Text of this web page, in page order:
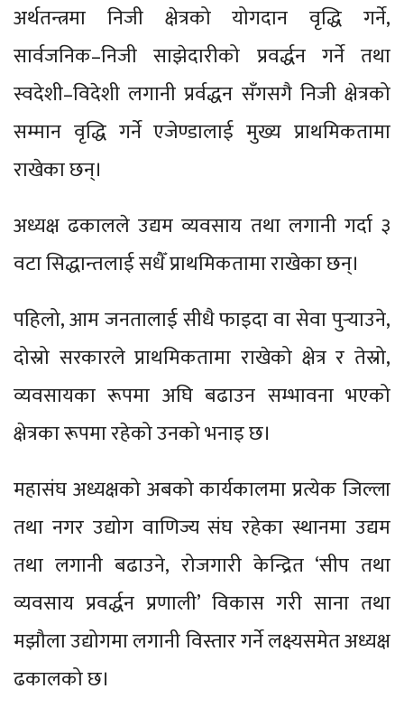
अर्थतन्त्रमा निजी क्षेत्रको योगदान वृद्धि गर्ने,
सार्वजनिक–निजी साझेदारीको प्रवर्द्धन गर्ने तथा
स्वदेशी–विदेशी लगानी प्रर्वद्धन सँगसगै निजी क्षेत्रको
सम्मान वृद्धि गर्ने एजेण्डालाई मुख्य प्राथमिकतामा
राखेका छन्।
अध्यक्ष ढकालले उद्यम व्यवसाय तथा लगानी गर्दा ३
वटा सिद्धान्तलाई सधैँ प्राथमिकतामा राखेका छन्।
पहिलो, आम जनतालाई सीधै फाइदा वा सेवा पुर्‍याउने,
दोस्रो सरकारले प्राथमिकतामा राखेको क्षेत्र र तेस्रो,
व्यवसायका रूपमा अघि बढाउन सम्भावना भएको
क्षेत्रका रूपमा रहेको उनको भनाइ छ।
महासंघ अध्यक्षको अबको कार्यकालमा प्रत्येक जिल्ला
तथा नगर उद्योग वाणिज्य संघ रहेका स्थानमा उद्यम
तथा लगानी बढाउने, रोजगारी केन्द्रित ‘सीप तथा
व्यवसाय प्रवर्द्धन प्रणाली’ विकास गरी साना तथा
मझौला उद्योगमा लगानी विस्तार गर्ने लक्ष्यसमेत अध्यक्ष
ढकालको छ।